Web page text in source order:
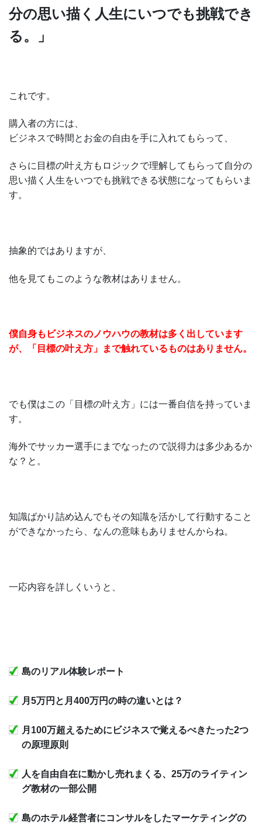
分の思い描く人生にいつでも挑戦でき
る。」
これです。
購入者の方には、
ビジネスで時間とお金の自由を手に入れてもらって、
さらに目標の叶え方もロジックで理解してもらって自分の
思い描く人生をいつでも挑戦できる状態になってもらいま
す。
抽象的ではありますが、
他を見てもこのような教材はありません。
僕自身もビジネスのノウハウの教材は多く出しています
が、「目標の叶え方」まで触れているものはありません。
でも僕はこの「目標の叶え方」には一番自信を持っていま
す。
海外でサッカー選手にまでなったので説得力は多少あるか
な？と。
知識ばかり詰め込んでもその知識を活かして行動すること
ができなかったら、なんの意味もありませんからね。
一応内容を詳しくいうと、
島のリアル体験レポート
月5万円と月400万円の時の違いとは？
月100万超えるためにビジネスで覚えるべきたった2つ
の原理原則
人を自由自在に動かし売れまくる、25万のライティン
グ教材の一部公開
島のホテル経営者にコンサルをしたマーケティングの